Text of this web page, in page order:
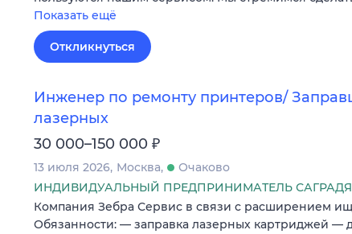
Показать ещё
Откликнуться
Инженер по ремонту принтеров/
лазерных
30 000–150 000 ₽
13 июля 2026 Москва
Очаково
ИНДИВИДУАЛЬНЫЙ ПРЕДПРИНИМАТЕЛЬ
Компания Зебра Сервис в связи с расширением
Обязанности: — заправка лазерных картриджей —